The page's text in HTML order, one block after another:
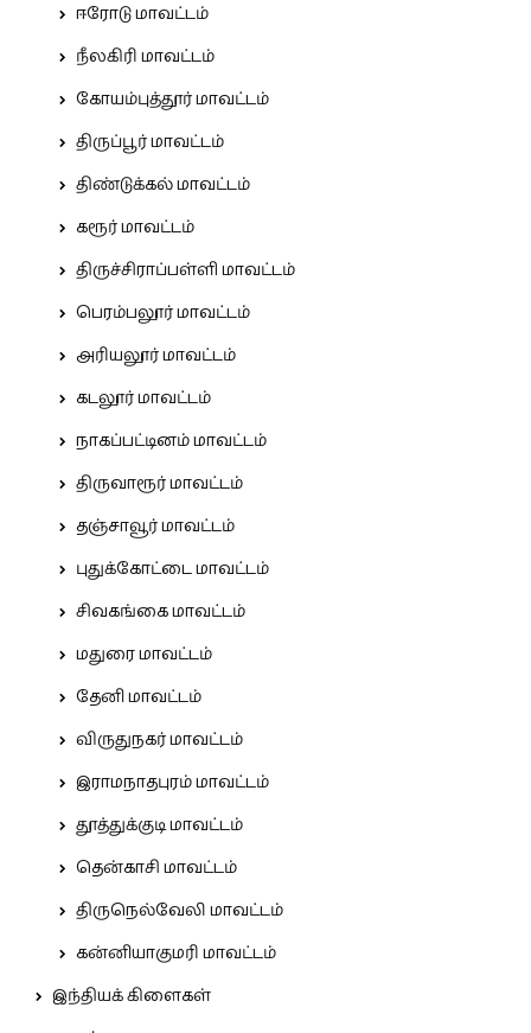
ஈரோடு மாவட்டம்
நீலகிரி மாவட்டம்
கோயம்புத்தூர் மாவட்டம்
திருப்பூர் மாவட்டம்
திண்டுக்கல் மாவட்டம்
கரூர் மாவட்டம்
திருச்சிராப்பள்ளி மாவட்டம்
பெரம்பலூர் மாவட்டம்
அரியலூர் மாவட்டம்
கடலூர் மாவட்டம்
நாகப்பட்டினம் மாவட்டம்
திருவாரூர் மாவட்டம்
தஞ்சாவூர் மாவட்டம்
புதுக்கோட்டை மாவட்டம்
சிவகங்கை மாவட்டம்
மதுரை மாவட்டம்
தேனி மாவட்டம்
விருதுநகர் மாவட்டம்
இராமநாதபுரம் மாவட்டம்
தூத்துக்குடி மாவட்டம்
தென்காசி மாவட்டம்
திருநெல்வேலி மாவட்டம்
கன்னியாகுமரி மாவட்டம்
இந்தியக் கிளைகள்